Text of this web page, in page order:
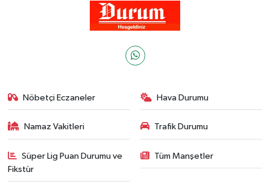
Nöbetçi Eczaneler Hava Durumu
Namaz Vakitleri Trafik Durumu
Süper Lig Puan Durumu ve
Fikstür
Tüm Manşetler